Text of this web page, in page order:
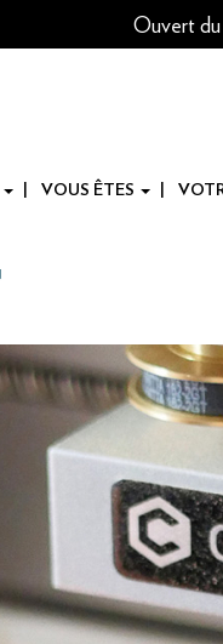
Ouvert
VOUS ÊTES